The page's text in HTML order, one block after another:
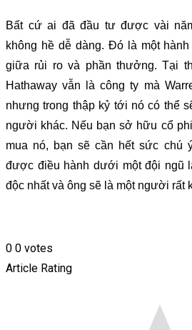
Bất cứ ai đã đầu tư được vài
không hề dễ dàng. Đó là một
giữa rủi ro và phần thưởng. Tại
Hathaway vẫn là công ty mà
nhưng trong thập kỷ tới nó có thể
người khác. Nếu bạn sở hữu cổ
mua nó, bạn sẽ cần hết sức chú
được điều hành dưới một đội ngũ
độc nhất và ông sẽ là một người rất
0 0 votes
Article Rating